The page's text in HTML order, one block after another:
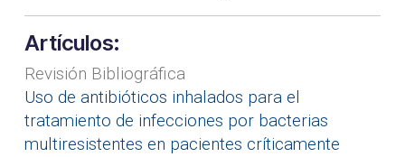
Artículos:
Revisión Bibliográfica
Uso de antibióticos inhalados para el
tratamiento de infecciones por bacterias
multiresistentes en pacientes críticamente